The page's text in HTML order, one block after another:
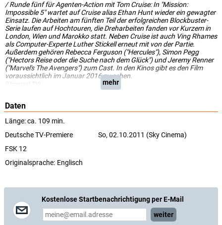
/ Runde fünf für Agenten-Action mit Tom Cruise: In "Mission:
Impossible 5" wartet auf Cruise alias Ethan Hunt wieder ein gewagter
Einsatz. Die Arbeiten am fünften Teil der erfolgreichen Blockbuster-
Serie laufen auf Hochtouren, die Dreharbeiten fanden vor Kurzem in
London, Wien und Marokko statt. Neben Cruise ist auch Ving Rhames
als Computer-Experte Luther Stickell erneut mit von der Partie.
Außerdem gehören Rebecca Ferguson ("Hercules"), Simon Pegg
("Hectors Reise oder die Suche nach dem Glück") und Jeremy Renner
("Marvel's The Avengers") zum Cast. In den Kinos gibt es den Film
voraussichtlich im Januar 2016 zu sehen.
(Universal TV) mehr
Daten
Länge: ca. 109 min.
Deutsche TV-Premiere
So, 02.10.2011 (Sky Cinema)
FSK 12
Originalsprache: Englisch
Kostenlose Startbenachrichtigung per E-Mail
weiter